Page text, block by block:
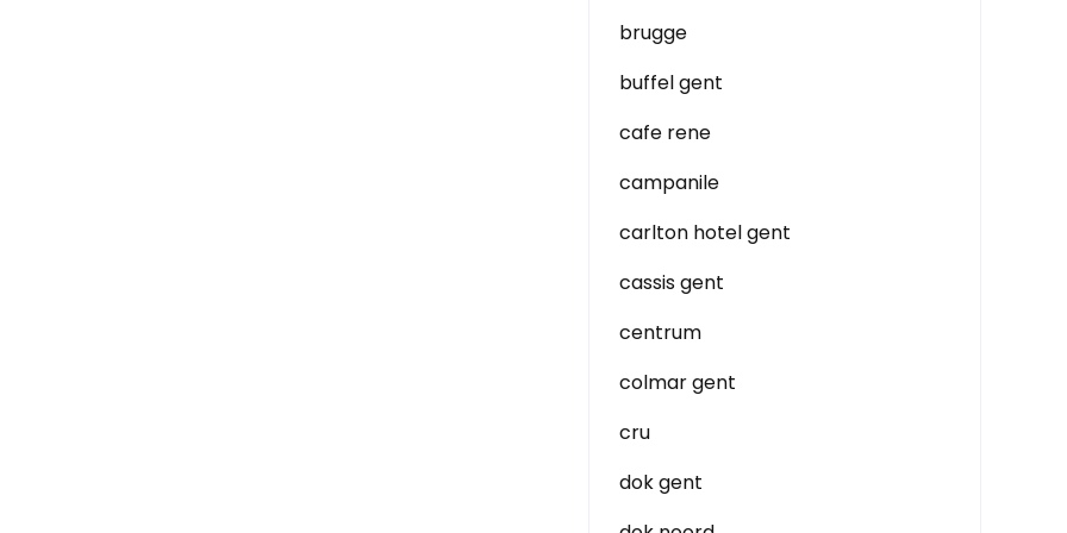
brugge
buffel gent
cafe rene
campanile
carlton hotel gent
cassis gent
centrum
colmar gent
cru
dok gent